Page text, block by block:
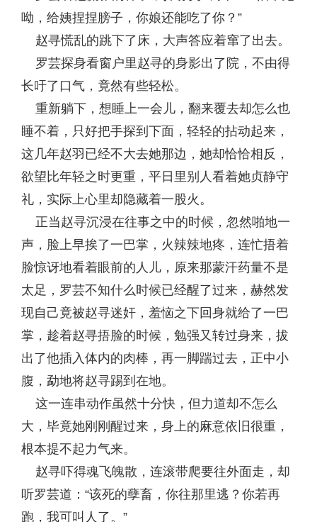
呦，给姨捏捏膀子，你娘还能吃了你？”
赵寻慌乱的跳下了床，大声答应着窜了出去。
罗芸探身看窗户里赵寻的身影出了院，不由得
长吁了口气，竟然有些轻松。
重新躺下，想睡上一会儿，翻来覆去却怎么也
睡不着，只好把手探到下面，轻轻的拈动起来，
这几年赵羽已经不大去她那边，她却恰恰相反，
欲望比年轻之时更重，平日里别人看着她贞静守
礼，实际上心里却隐藏着一股火。
正当赵寻沉浸在往事之中的时候，忽然啪地一
声，脸上早挨了一巴掌，火辣辣地疼，连忙捂着
脸惊讶地看着眼前的人儿，原来那蒙汗药量不是
太足，罗芸不知什么时候已经醒了过来，赫然发
现自己竟被赵寻迷奸，羞恼之下回身就给了一巴
掌，趁着赵寻捂脸的时候，勉强又转过身来，拔
出了他插入体内的肉棒，再一脚踹过去，正中小
腹，勐地将赵寻踢到在地。
这一连串动作虽然十分快，但力道却不怎么
大，毕竟她刚刚醒过来，身上的麻意依旧很重，
根本提不起力气来。
赵寻吓得魂飞魄散，连滚带爬要往外面走，却
听罗芸道：“该死的孽畜，你往那里逃？你若再
跑，我可叫人了。”